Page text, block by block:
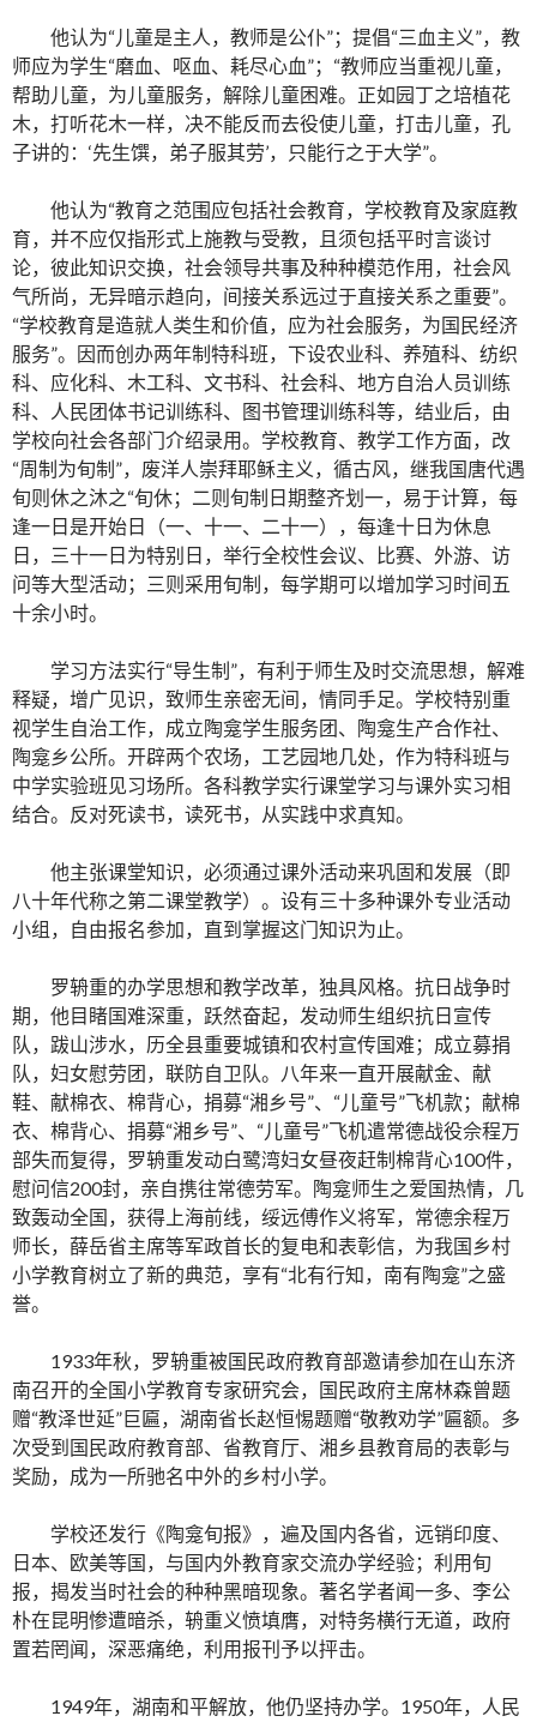
他认为“儿童是主人，教师是公仆”；提倡“三血主义”，教
师应为学生“磨血、呕血、耗尽心血”；“教师应当重视儿童，
帮助儿童，为儿童服务，解除儿童困难。正如园丁之培植花
木，打听花木一样，决不能反而去役使儿童，打击儿童，孔
子讲的：‘先生馔，弟子服其劳’，只能行之于大学”。
他认为“教育之范围应包括社会教育，学校教育及家庭教
育，并不应仅指形式上施教与受教，且须包括平时言谈讨
论，彼此知识交换，社会领导共事及种种模范作用，社会风
气所尚，无异暗示趋向，间接关系远过于直接关系之重要”。
“学校教育是造就人类生和价值，应为社会服务，为国民经济
服务”。因而创办两年制特科班，下设农业科、养殖科、纺织
科、应化科、木工科、文书科、社会科、地方自治人员训练
科、人民团体书记训练科、图书管理训练科等，结业后，由
学校向社会各部门介绍录用。学校教育、教学工作方面，改
“周制为旬制”，废洋人崇拜耶稣主义，循古风，继我国唐代遇
旬则休之沐之“旬休；二则旬制日期整齐划一，易于计算，每
逢一日是开始日（一、十一、二十一），每逢十日为休息
日，三十一日为特别日，举行全校性会议、比赛、外游、访
问等大型活动；三则采用旬制，每学期可以增加学习时间五
十余小时。
学习方法实行“导生制”，有利于师生及时交流思想，解难
释疑，增广见识，致师生亲密无间，情同手足。学校特别重
视学生自治工作，成立陶龛学生服务团、陶龛生产合作社、
陶龛乡公所。开辟两个农场，工艺园地几处，作为特科班与
中学实验班见习场所。各科教学实行课堂学习与课外实习相
结合。反对死读书，读死书，从实践中求真知。
他主张课堂知识，必须通过课外活动来巩固和发展（即
八十年代称之第二课堂教学）。设有三十多种课外专业活动
小组，自由报名参加，直到掌握这门知识为止。
罗辀重的办学思想和教学改革，独具风格。抗日战争时
期，他目睹国难深重，跃然奋起，发动师生组织抗日宣传
队，跋山涉水，历全县重要城镇和农村宣传国难；成立募捐
队，妇女慰劳团，联防自卫队。八年来一直开展献金、献
鞋、献棉衣、棉背心，捐募“湘乡号”、“儿童号”飞机款；献棉
衣、棉背心、捐募“湘乡号”、“儿童号”飞机遣常德战役佘程万
部失而复得，罗辀重发动白鹭湾妇女昼夜赶制棉背心100件，
慰问信200封，亲自携往常德劳军。陶龛师生之爱国热情，几
致轰动全国，获得上海前线，绥远傅作义将军，常德余程万
师长，薛岳省主席等军政首长的复电和表彰信，为我国乡村
小学教育树立了新的典范，享有“北有行知，南有陶龛”之盛
誉。
1933年秋，罗辀重被国民政府教育部邀请参加在山东济
南召开的全国小学教育专家研究会，国民政府主席林森曾题
赠“教泽世延”巨匾，湖南省长赵恒惕题赠“敬教劝学”匾额。多
次受到国民政府教育部、省教育厅、湘乡县教育局的表彰与
奖励，成为一所驰名中外的乡村小学。
学校还发行《陶龛旬报》，遍及国内各省，远销印度、
日本、欧美等国，与国内外教育家交流办学经验；利用旬
报，揭发当时社会的种种黑暗现象。著名学者闻一多、李公
朴在昆明惨遭暗杀，辀重义愤填膺，对特务横行无道，政府
置若罔闻，深恶痛绝，利用报刊予以抨击。
1949年，湖南和平解放，他仍坚持办学。1950年，人民